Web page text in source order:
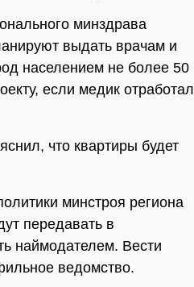
минздрава
выдать врачам и
населением не более 50
если медик отработал
что квартиры будет
минстроя региона
передавать в
наймодателем. Вести
ведомство.